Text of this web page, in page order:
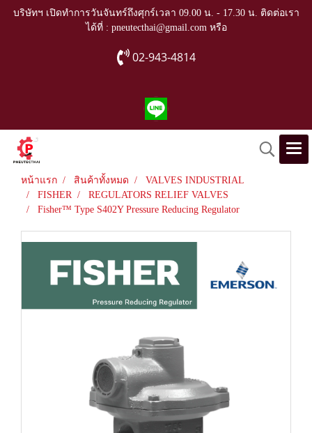
บริษัทฯ เปิดทำการวันจันทร์ถึงศุกร์เวลา 09.00 น. - 17.30 น. ติดต่อเรา
ได้ที่ : pneutecthai@gmail.com หรือ
02-943-4814
หน้าแรก สินค้าทั้งหมด
VALVES INDUSTRIAL
FISHER
REGULATORS RELIEF VALVES
Fisher™ Type S402Y Pressure Reducing Regulator